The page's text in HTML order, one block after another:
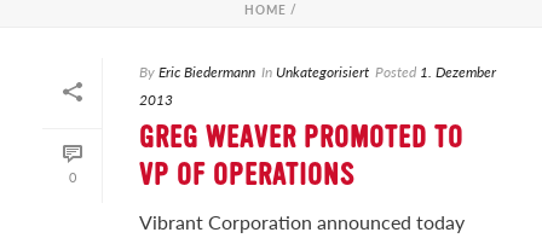
HOME /
0
ByEric Biedermann In Unkategorisiert Posted 1. Dezember
2013
GREG WEAVER PROMOTED TO
VP OF OPERATIONS
Vibrant Corporation announced today